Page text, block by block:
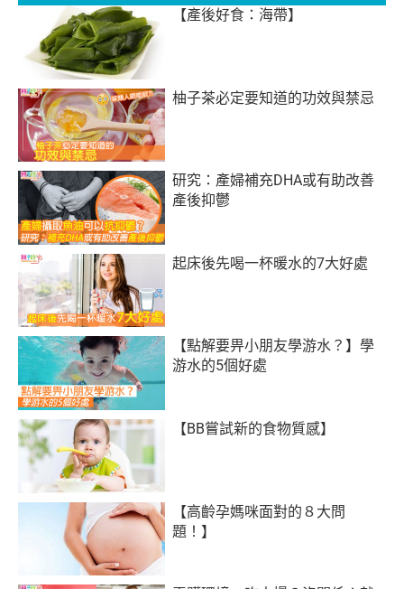
【產後好食：海帶】
柚子茶必定要知道的功效與禁忌
研究：產婦補充DHA或有助改善
產後抑鬱
起床後先喝一杯暖水的7大好處
【點解要畀小朋友學游水？】學
游水的5個好處
【BB嘗試新的食物質感】
【高齡孕媽咪面對的８大問
題！】